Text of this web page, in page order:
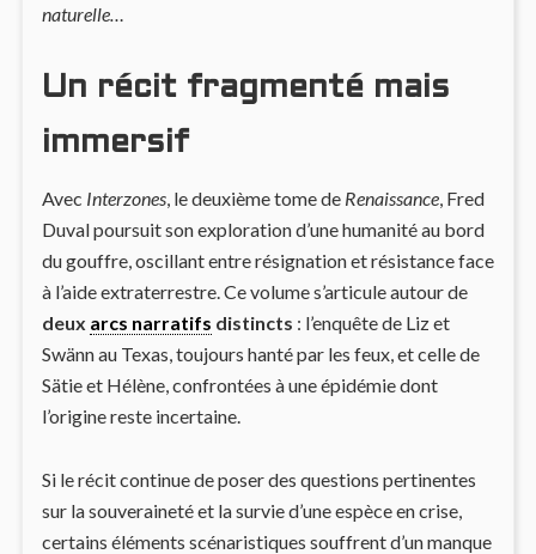
naturelle…
Un récit fragmenté mais
immersif
Avec Interzones, le deuxième tome de Renaissance, Fred
Duval poursuit son exploration d’une humanité au bord
du gouffre, oscillant entre résignation et résistance face
à l’aide extraterrestre. Ce volume s’articule autour de
deux arcs narratifs distincts : l’enquête de Liz et
Swänn au Texas, toujours hanté par les feux, et celle de
Sätie et Hélène, confrontées à une épidémie dont
l’origine reste incertaine.
Si le récit continue de poser des questions pertinentes
sur la souveraineté et la survie d’une espèce en crise,
certains éléments scénaristiques souffrent d’un manque